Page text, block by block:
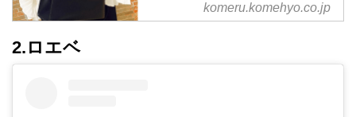
ケリーはエルメスを代表するバッ
ムが魅力です。同じくエルメスで
komeru.komehyo.co.jp
2.ロエベ